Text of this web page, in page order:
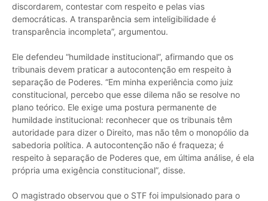
discordarem, contestar com respeito e pelas vias
democráticas. A transparência sem inteligibilidade é
transparência incompleta”, argumentou.
Ele defendeu “humildade institucional”, afirmando que os
tribunais devem praticar a autocontenção em respeito à
separação de Poderes. “Em minha experiência como juiz
constitucional, percebo que esse dilema não se resolve no
plano teórico. Ele exige uma postura permanente de
humildade institucional: reconhecer que os tribunais têm
autoridade para dizer o Direito, mas não têm o monopólio da
sabedoria política. A autocontenção não é fraqueza; é
respeito à separação de Poderes que, em última análise, é ela
própria uma exigência constitucional”, disse.
O magistrado observou que o STF foi impulsionado para o